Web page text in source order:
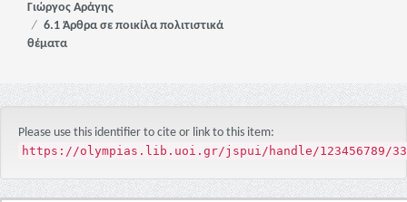
Γιώργος Αράγης
6.1 Άρθρα σε ποικίλα πολιτιστικά
θέματα
Please use this identifier to cite or link to this item:
https://olympias.lib.uoi.gr/jspui/handle/123456789/